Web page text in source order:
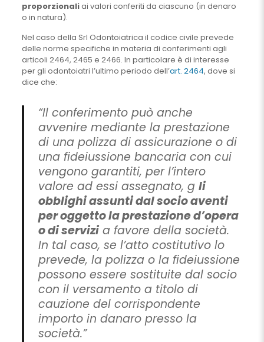
proporzionaliai valori conferiti da ciascuno (in denaro
o in natura).
Nel caso della Srl Odontoiatrica il codice civile prevede
delle norme specifiche in materia di conferimenti agli
articoli 2464, 2465 e 2466. In particolare è di interesse
per gli odontoiatri l’ultimo periodo dell’art. 2464, dove si
dice che:
“Il conferimento può anche
avvenire mediante la prestazione
di una polizza di assicurazione o di
una fideiussione bancaria con cui
vengono garantiti, per l’intero
valore ad essi assegnato, g li
obblighi assunti dal socio aventi
per oggetto la prestazione d’opera
o di servizia favore della società.
In tal caso, se l’atto costitutivo lo
prevede, la polizza o la fideiussione
possono essere sostituite dal socio
con il versamento a titolo di
cauzione del corrispondente
importo in danaro presso la
società.”